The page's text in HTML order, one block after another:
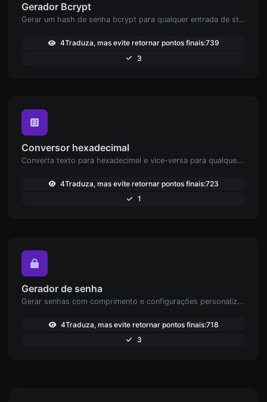
Gerador Bcrypt
Gerar um hash de senha bcrypt para qualquer entrada de string.
4Traduza, mas evite retornar pontos finais:739
3
Conversor hexadecimal
Converta texto para hexadecimal e vice-versa para qualquer entrada de string.
4Traduza, mas evite retornar pontos finais:723
1
Gerador de senha
Gerar senhas com comprimento e configurações personalizadas.
4Traduza, mas evite retornar pontos finais:718
3